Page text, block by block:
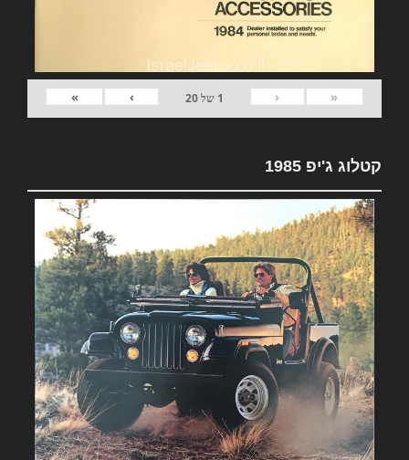
«
‹
1 של20
›
»
קטלוג ג'יפ 1985